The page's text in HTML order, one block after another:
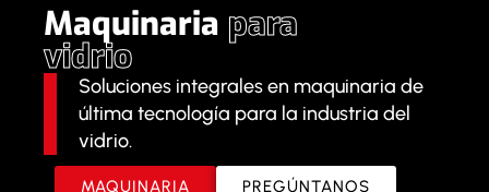
Maquinaria para
vidrio
Soluciones integrales en maquinaria de
última tecnología para la industria del
vidrio.
MAQUINARIA PREGÚNTANOS